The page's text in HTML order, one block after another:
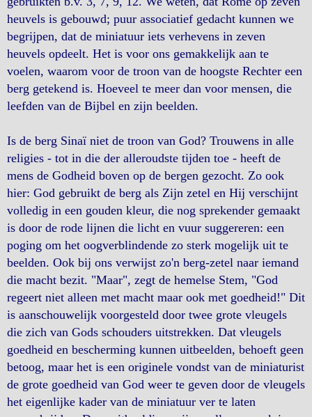
heuvels is gebouwd; puur associatief gedacht kunnen we
begrijpen, dat de miniatuur iets verhevens in zeven
heuvels opdeelt. Het is voor ons gemakkelijk aan te
voelen, waarom voor de troon van de hoogste Rechter een
berg getekend is. Hoeveel te meer dan voor mensen, die
leefden van de Bijbel en zijn beelden.
Is de berg Sinaï niet de troon van God? Trouwens in alle
religies - tot in die der alleroudste tijden toe - heeft de
mens de Godheid boven op de bergen gezocht. Zo ook
hier: God gebruikt de berg als Zijn zetel en Hij verschijnt
volledig in een gouden kleur, die nog sprekender gemaakt
is door de rode lijnen die licht en vuur suggereren: een
poging om het oogverblindende zo sterk mogelijk uit te
beelden. Ook bij ons verwijst zo'n berg-zetel naar iemand
die macht bezit. "Maar", zegt de hemelse Stem, "God
regeert niet alleen met macht maar ook met goedheid!" Dit
is aanschouwelijk voorgesteld door twee grote vleugels
die zich van Gods schouders uitstrekken. Dat vleugels
goedheid en bescherming kunnen uitbeelden, behoeft geen
betoog, maar het is een originele vondst van de miniaturist
de grote goedheid van God weer te geven door de vleugels
het eigenlijke kader van de miniatuur ver te laten